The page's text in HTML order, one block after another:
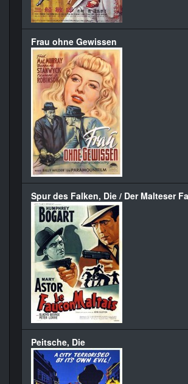
Frau ohne Gewissen
Spur des Falken, Die / Der Malteser
Peitsche, Die